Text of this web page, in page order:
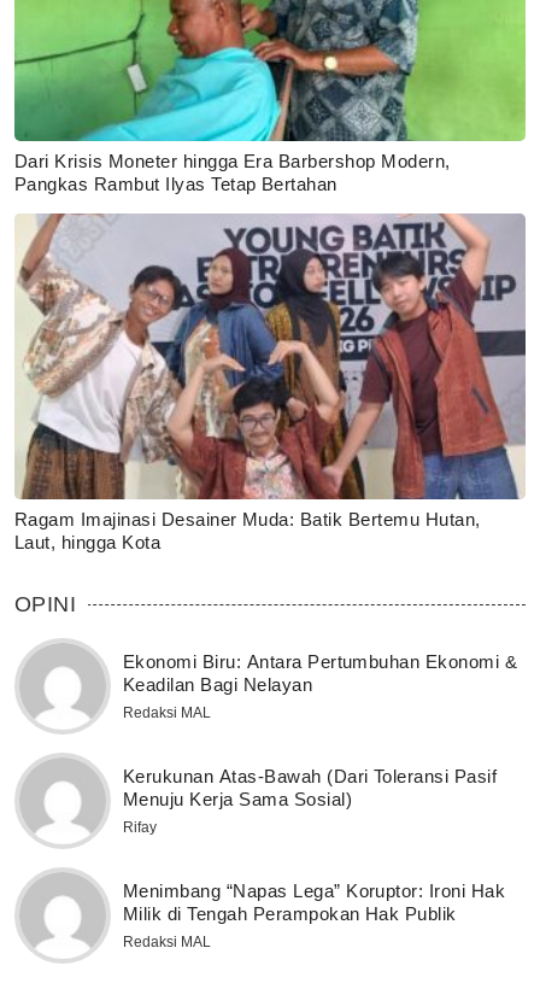
Dari Krisis Moneter hingga Era Barbershop Modern,
Pangkas Rambut Ilyas Tetap Bertahan
Ragam Imajinasi Desainer Muda: Batik Bertemu Hutan,
Laut, hingga Kota
OPINI
Ekonomi Biru: Antara Pertumbuhan Ekonomi &
Keadilan Bagi Nelayan
Redaksi MAL
Kerukunan Atas-Bawah (Dari Toleransi Pasif
Menuju Kerja Sama Sosial)
Rifay
Menimbang “Napas Lega” Koruptor: Ironi Hak
Milik di Tengah Perampokan Hak Publik
Redaksi MAL